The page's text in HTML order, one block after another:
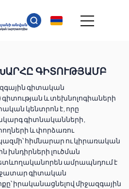
ԳԻՏՈՒԹՅԱՄԲ
գիտական
և տեխնոլոգիաների
կենտրոն է, որը
գիտնականների,
և փորձառու
հիմնարար ու կիրառական
խնդիրների լուծման
ամրապնդում է
գիտական
իրականացնելով միջազգային